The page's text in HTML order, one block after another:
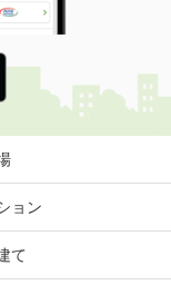
ョン
て